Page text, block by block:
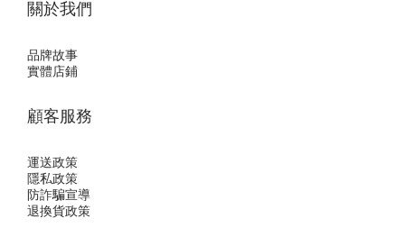
關於我們
品牌故事
實體店鋪
顧客服務
運送政策
隱私政策
防詐騙宣導
退換貨政策